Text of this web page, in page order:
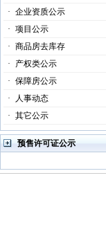
· 企业资质公示
· 项目公示
· 商品房去库存
·
产权类公示
· 保障房公示
·
人事动态
· 其它公示
预售许可证公示